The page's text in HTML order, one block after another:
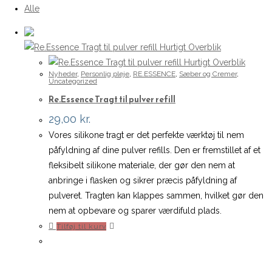
Alle
Hurtigt Overblik
Hurtigt Overblik
Nyheder, Personlig pleje, RE.ESSENCE, Sæber og Cremer,
Uncategorized
Re.Essence Tragt til pulver refill
29,00 kr.
Vores silikone tragt er det perfekte værktøj til nem
påfyldning af dine pulver refills. Den er fremstillet af et
fleksibelt silikone materiale, der gør den nem at
anbringe i flasken og sikrer præcis påfyldning af
pulveret. Tragten kan klappes sammen, hvilket gør den
nem at opbevare og sparer værdifuld plads.
Tilføj til kurv